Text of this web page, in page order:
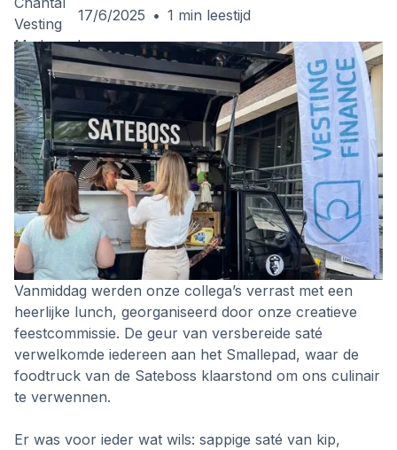
17/6/2025 • 1 min leestijd
Vanmiddag werden onze collega’s verrast met een
heerlijke lunch, georganiseerd door onze creatieve
feestcommissie. De geur van versbereide saté
verwelkomde iedereen aan het Smallepad, waar de
foodtruck van de Sateboss klaarstond om ons culinair
te verwennen.
Er was voor ieder wat wils: sappige saté van kip,